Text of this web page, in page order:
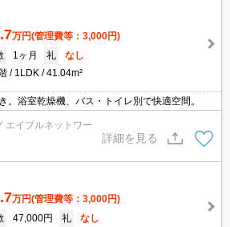
万円(管理費等：3,000円)
1ヶ月 礼
なし
1LDK 41.04m²
。浴室乾燥機、バス・トイレ別で快適空間。
エイブルネットワー
詳細を見る
万円(管理費等：3,000円)
47,000円 礼
なし